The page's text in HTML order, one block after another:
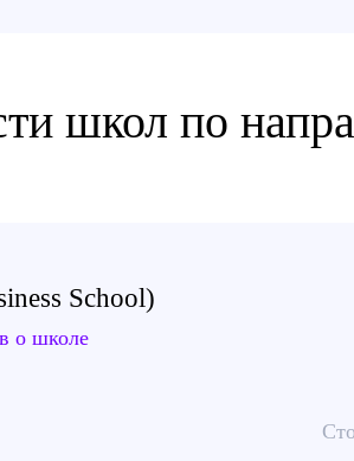
школ по
School)
о школе